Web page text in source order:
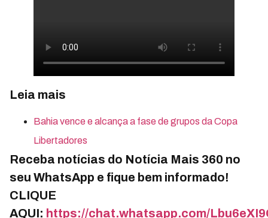
Leia mais
Bahia vence e alcança a fase de grupos da Copa
Libertadores
Receba notícias do Notícia Mais 360 no
seu WhatsApp e fique bem informado!
CLIQUE
AQUI: https://chat.whatsapp.com/